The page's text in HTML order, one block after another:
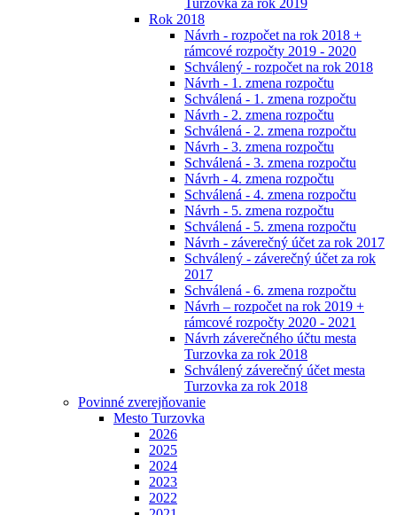
Turzovka za rok 2019
Rok 2018
Návrh - rozpočet na rok 2018 +
rámcové rozpočty 2019 - 2020
Schválený - rozpočet na rok 2018
Návrh - 1. zmena rozpočtu
Schválená - 1. zmena rozpočtu
Návrh - 2. zmena rozpočtu
Schválená - 2. zmena rozpočtu
Návrh - 3. zmena rozpočtu
Schválená - 3. zmena rozpočtu
Návrh - 4. zmena rozpočtu
Schválená - 4. zmena rozpočtu
Návrh - 5. zmena rozpočtu
Schválená - 5. zmena rozpočtu
Návrh - záverečný účet za rok 2017
Schválený - záverečný účet za rok
2017
Schválená - 6. zmena rozpočtu
Návrh – rozpočet na rok 2019 +
rámcové rozpočty 2020 - 2021
Návrh záverečného účtu mesta
Turzovka za rok 2018
Schválený záverečný účet mesta
Turzovka za rok 2018
Povinné zverejňovanie
Mesto Turzovka
2026
2025
2024
2023
2022